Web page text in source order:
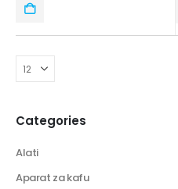
Categories
Alati
Aparat za kafu